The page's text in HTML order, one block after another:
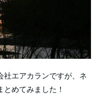
社エアカランですが、ネ
めてみました！